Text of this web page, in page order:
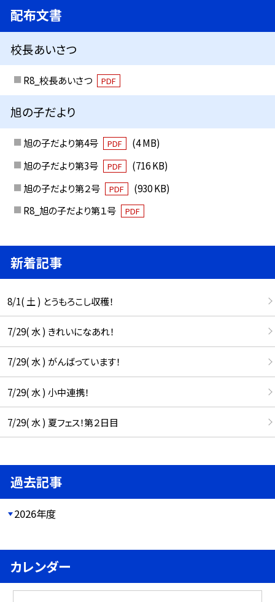
配布文書
校長あいさつ
R8_校長あいさつ PDF
旭の子だより
旭の子だより第4号 PDF
(4 MB)
旭の子だより第3号
PDF
(716 KB)
旭の子だより第２号
PDF
(930 KB)
R8_旭の子だより第１号
PDF
新着記事
8/1( 土 ) とうもろこし収穫！
7/29( 水 ) きれいになあれ！
7/29( 水 ) がんばっています！
7/29( 水 ) 小中連携！
7/29( 水 ) 夏フェス！第２日目
過去記事
2026年度
カレンダー